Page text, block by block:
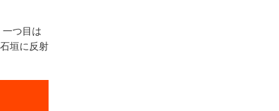
つ目は
垣に反射